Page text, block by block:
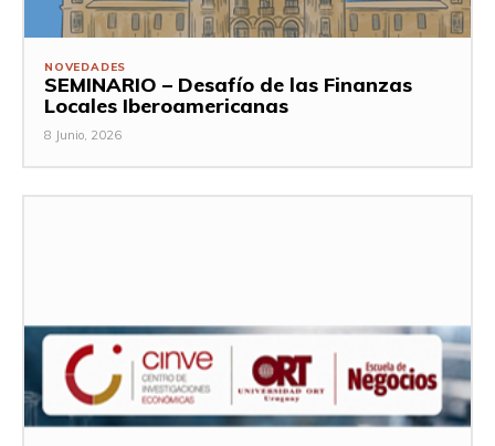
NOVEDADES
SEMINARIO – Desafío de las Finanzas
Locales Iberoamericanas
8 Junio, 2026